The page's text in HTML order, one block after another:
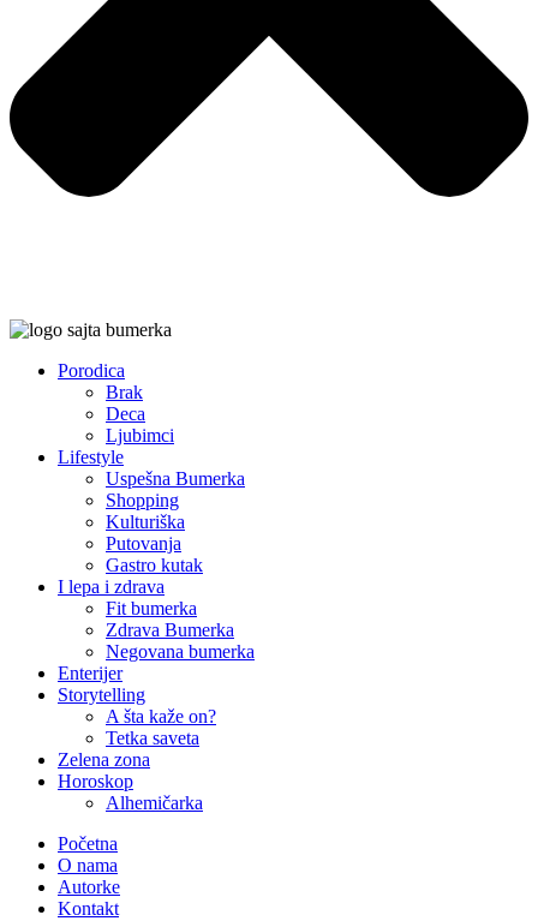
Porodica
Brak
Deca
Ljubimci
Lifestyle
Uspešna Bumerka
Shopping
Kulturiška
Putovanja
Gastro kutak
I lepa i zdrava
Fit bumerka
Zdrava Bumerka
Negovana bumerka
Enterijer
Storytelling
A šta kaže on?
Tetka saveta
Zelena zona
Horoskop
Alhemičarka
Početna
O nama
Autorke
Kontakt